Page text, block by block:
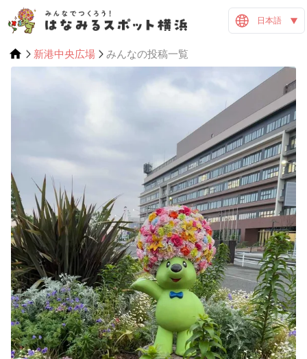
日本語
新港中央広場 みんなの投稿一覧